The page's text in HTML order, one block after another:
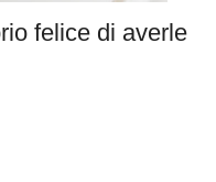
felice di averle